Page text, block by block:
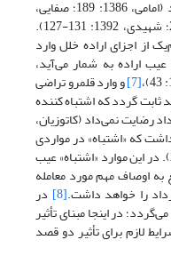
از دو عنصر قصد و رضا تشکیل می‌گردد (امامی، 1386: 189؛ صفایی،
از اجزای اراده خلل وارد
اراده به شمار می‌آید،
[7] و وارد قلمرو تراضی
ثابت گردد که اشتباه کننده
رضایت نمی‌داد (کاتوزیان،
توجه داشت که «اشتباه» در مواردی
بر رضا اثرگذار است (آخوندی، 1390: 220). در این موارد «اشتباه» عیب
به اوصاف مهم مورد معامله
را خواهد داشت.[8] در
در اینجا مبنای تأثیر
لازم برای تأثیر دو قصد